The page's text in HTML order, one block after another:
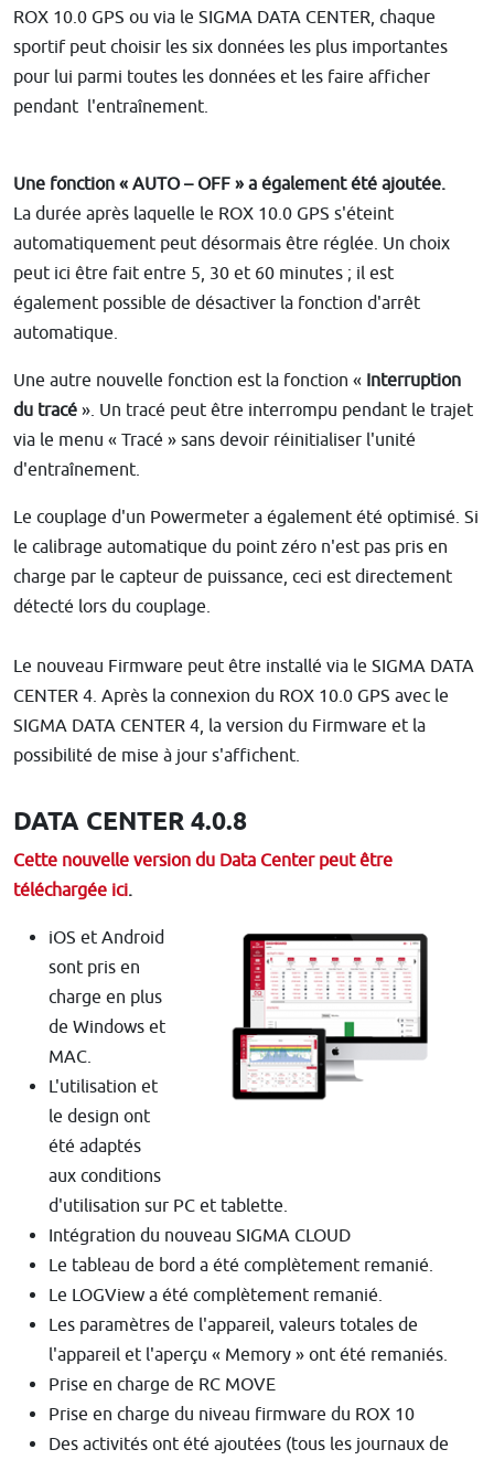
ROX 10.0 GPS ou via le SIGMA DATA CENTER, chaque
sportif peut choisir les six données les plus importantes
pour lui parmi toutes les données et les faire afficher
pendant l'entraînement.
Une fonction « AUTO – OFF » a également été ajoutée.
La durée après laquelle le ROX 10.0 GPS s'éteint
automatiquement peut désormais être réglée. Un choix
peut ici être fait entre 5, 30 et 60 minutes ; il est
également possible de désactiver la fonction d'arrêt
automatique.
Une autre nouvelle fonction est la fonction « Interruption
du tracé ». Un tracé peut être interrompu pendant le trajet
via le menu « Tracé » sans devoir réinitialiser l'unité
d'entraînement.
Le couplage d'un Powermeter a également été optimisé. Si
le calibrage automatique du point zéro n'est pas pris en
charge par le capteur de puissance, ceci est directement
détecté lors du couplage.
Le nouveau Firmware peut être installé via le SIGMA DATA
CENTER 4. Après la connexion du ROX 10.0 GPS avec le
SIGMA DATA CENTER 4, la version du Firmware et la
possibilité de mise à jour s'affichent.
DATA CENTER 4.0.8
Cette nouvelle version du Data Center peut être
téléchargée ici.
iOS et Android
sont pris en
charge en plus
de Windows et
MAC.
L'utilisation et
le design ont
été adaptés
aux conditions
d'utilisation sur PC et tablette.
Intégration du nouveau SIGMA CLOUD
Le tableau de bord a été complètement remanié.
Le LOGView a été complètement remanié.
Les paramètres de l'appareil, valeurs totales de
l'appareil et l'aperçu « Memory » ont été remaniés.
Prise en charge de RC MOVE
Prise en charge du niveau firmware du ROX 10
Des activités ont été ajoutées (tous les journaux de